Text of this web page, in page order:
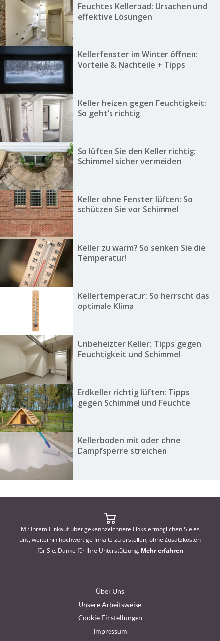
Feuchtes Kellerbad: Ursachen und
effektive Lösungen
Kellerfenster im Winter öffnen:
Vorteile & Nachteile + Tipps
Keller heizen gegen Feuchtigkeit:
So geht’s richtig
So lüften Sie den Keller richtig:
Schimmel sicher vermeiden
Keller ohne Fenster lüften: So
schützen Sie vor Schimmel
Keller zu warm? So senken Sie die
Temperatur!
Kellertemperatur: So herrscht das
optimale Klima
Unbeheizter Keller: Tipps gegen
Feuchtigkeit und Schimmel
Erdkeller richtig lüften: Tipps
gegen Schimmel und Feuchte
Kellerboden mit oder ohne
Dampfsperre streichen
Mit Ihrem Einkauf über gekennzeichnete Links ermöglichen Sie es
uns, weiterhin hochwertige Inhalte zu erstellen, ohne Zusatzkosten
für Sie. Danke für Ihre Unterstützung. Mehr erfahren
Über Uns
Unsere Arbeitsweise
Cookie Einstellungen
Impressum